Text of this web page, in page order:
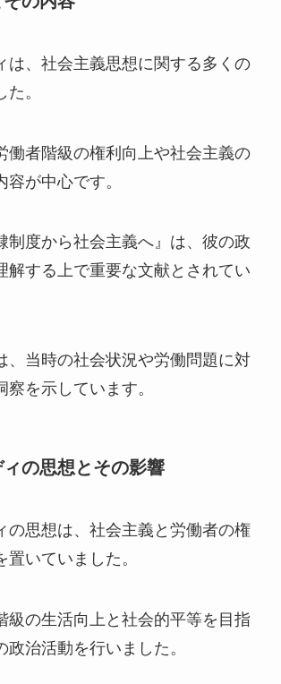
は、社会主義思想に関する多くの
。
働者階級の権利向上や社会主義の
が中心です。
制度から社会主義へ』は、彼の政
解する上で重要な文献とされてい
、当時の社会状況や労働問題に対
を示しています。
の思想とその影響
の思想は、社会主義と労働者の権
いていました。
級の生活向上と社会的平等を目指
政治活動を行いました。